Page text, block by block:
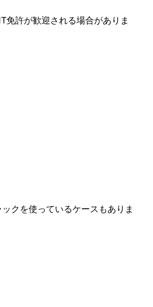
免許が歓迎される場合がありま
クを使っているケースもありま